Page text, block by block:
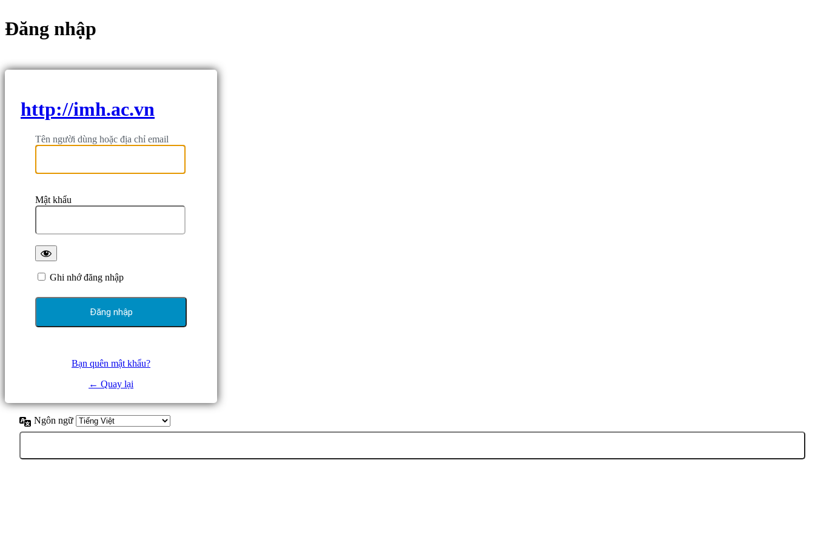
Đăng nhập
http://imh.ac.vn
Tên người dùng hoặc địa chỉ email
Mật khẩu
Ghi nhớ đăng nhập
Bạn quên mật khẩu?
← Quay lại
Ngôn ngữ